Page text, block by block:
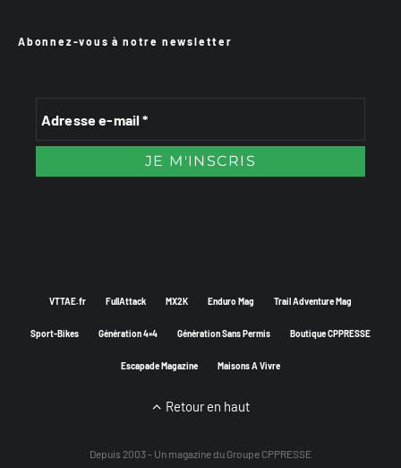
Abonnez-vous à notre newsletter
VTTAE.fr FullAttack MX2K Enduro Mag Trail Adventure Mag
Sport-Bikes Génération 4×4 Génération Sans Permis Boutique CPPRESSE
Escapade Magazine Maisons A Vivre
Retour en haut
Depuis 2003 - Un magazine du Groupe CPPRESSE